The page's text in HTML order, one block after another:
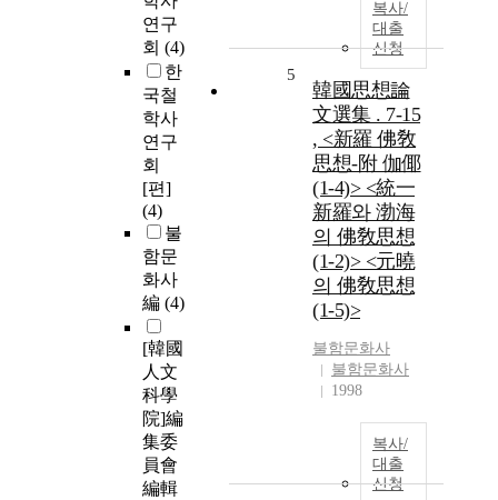
연구
회 (4)
한
국철
학사
연구
회
[편]
(4)
불
함문
화사
編 (4)
[韓國
人文
科學
院]編
集委
員會
編輯
복사/
대출
신청
5
韓國思想論
文選集 . 7-15
, <新羅 佛敎
思想-附 伽倻
(1-4)> <統一
新羅와 渤海
의 佛敎思想
(1-2)> <元曉
의 佛敎思想
(1-5)>
불함문화사
불함문화사
1998
복사/
대출
신청